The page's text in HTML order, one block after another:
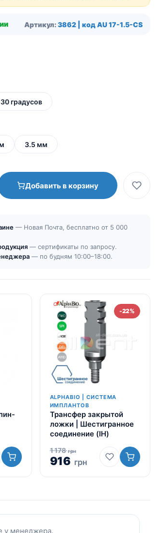
Артикул:3862 | код AU 17-1.5-CS
30 градусов
3.5 мм
Добавить в корзину
— Новая Почта, бесплатно от 5 000
— сертификаты по запросу.
— по будням 10:00–18:00.
-22%
ALPHABIO | СИСТЕМА
ИМПЛАНТОВ
Трансфер закрытой
ложки | Шестигранное
соединение (IH)
1 178грн
916 грн
у менеджера.